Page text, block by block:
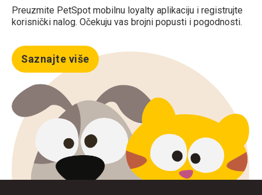
Preuzmite PetSpot mobilnu loyalty aplikaciju i registrujte
korisnički nalog. Očekuju vas brojni popusti i pogodnosti.
Saznajte više